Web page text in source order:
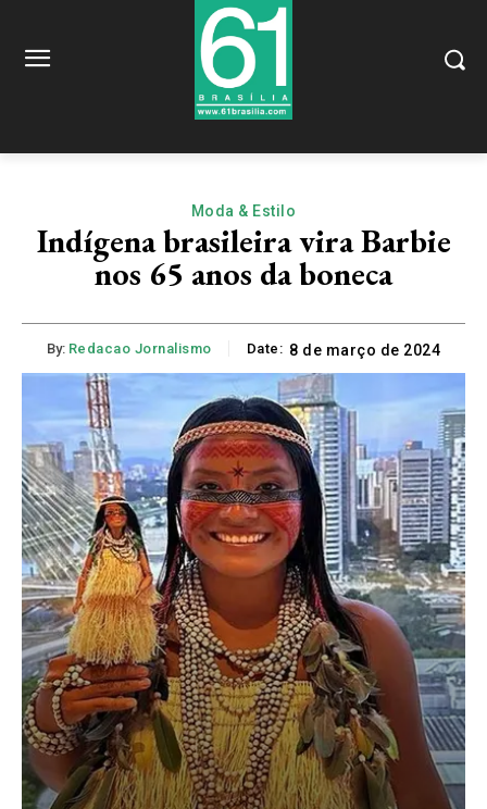
Moda & Estilo
Indígena brasileira vira Barbie
nos 65 anos da boneca
By: Redacao Jornalismo Date: 8 de março de 2024